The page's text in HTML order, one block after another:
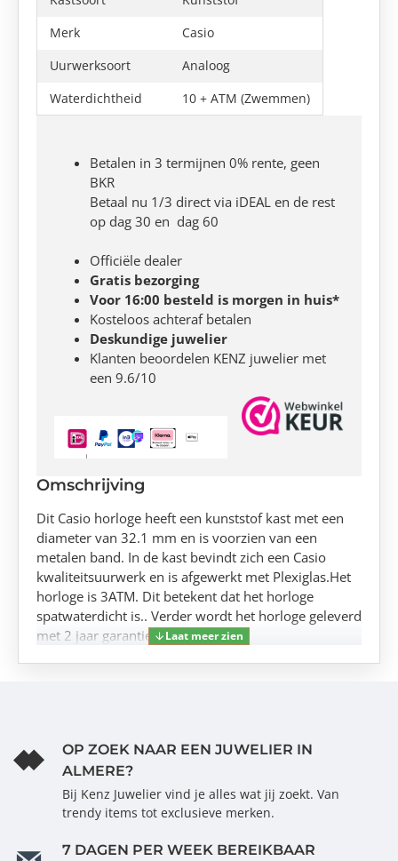
Merk
Casio
Uurwerksoort
Analoog
Waterdichtheid
10 + ATM (Zwemmen)
Betalen in 3 termijnen 0% rente, geen
BKR
Betaal nu 1/3 direct via iDEAL en de rest
op dag 30 en dag 60
Officiële dealer
Gratis bezorging
Voor 16:00 besteld is morgen in huis*
Kosteloos achteraf betalen
Deskundige juwelier
Klanten beoordelen KENZ juwelier met
een 9.6/10
Omschrijving
Dit Casio horloge heeft een kunststof kast met een
diameter van 32.1 mm en is voorzien van een
metalen band. In de kast bevindt zich een Casio
kwaliteitsuurwerk en is afgewerkt met Plexiglas.Het
horloge is 3ATM. Dit betekent dat het horloge
spatwaterdicht is.. Verder wordt het horloge geleverd
met 2 jaar garantie.
OP ZOEK NAAR EEN JUWELIER IN
ALMERE?
Bij Kenz Juwelier vind je alles wat jij zoekt. Van
trendy items tot exclusieve merken.
7 DAGEN PER WEEK BEREIKBAAR